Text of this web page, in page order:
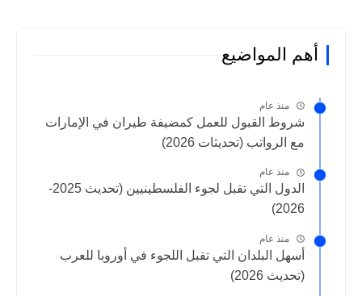
أهم المواضيع
منذ عام
شروط القبول للعمل كمضيفة طيران في الإمارات
مع الرواتب (تحديثات 2026)
منذ عام
الدول التي تقبل لجوء الفلسطينيين (تحديث 2025-
2026)
منذ عام
أسهل البلدان التي تقبل اللجوء في أوروبا للعرب
(تحديث 2026)